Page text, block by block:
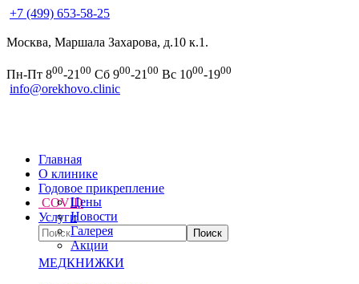
+7 (499) 653-58-25
Москва, Маршала Захарова, д.10 к.1.
Пн-Пт 800-21 00 Сб 900-21 00 Вс 1000-1900
info@orekhovo.clinic
Главная
О клинике
Цены
Новости
Галерея
Акции
Годовое прикрепление
COVID
Услуги
МЕДКНИЖКИ